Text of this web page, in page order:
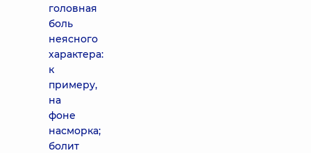
головная
боль
неясного
характера:
к
примеру,
на
фоне
насморка;
болит